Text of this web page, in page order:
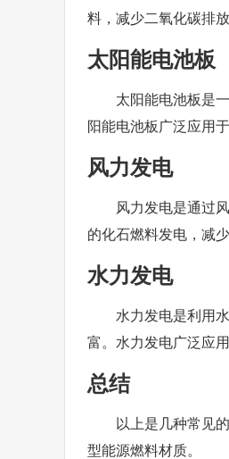
料，减少二氧化碳排
太阳能电池板
太阳能电池板是
阳能电池板广泛应用
风力发电
风力发电是通过
的化石燃料发电，减
水力发电
水力发电是利用
富。水力发电广泛应
总结
以上是几种常见
型能源燃料材质。